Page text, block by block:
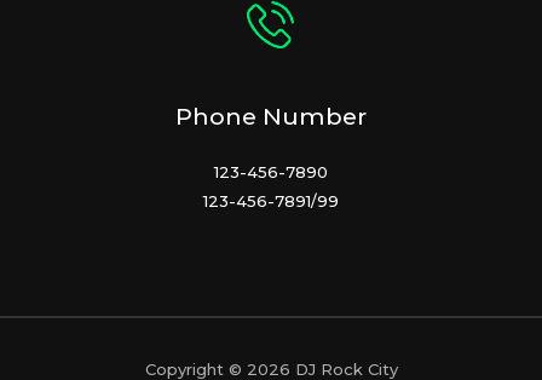
Phone Number
123-456-7890
123-456-7891/99
Copyright © 2026 DJ Rock City